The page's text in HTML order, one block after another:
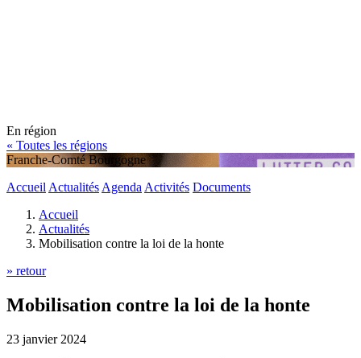
En région
« Toutes les régions
Franche-Comté Bourgogne
Accueil Actualités Agenda Activités Documents
Accueil
Actualités
Mobilisation contre la loi de la honte
» retour
Mobilisation contre la loi de la honte
23 janvier 2024